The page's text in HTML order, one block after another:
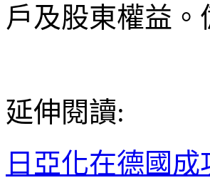
戶及股東權益
延伸閱讀:
日亞化在德國